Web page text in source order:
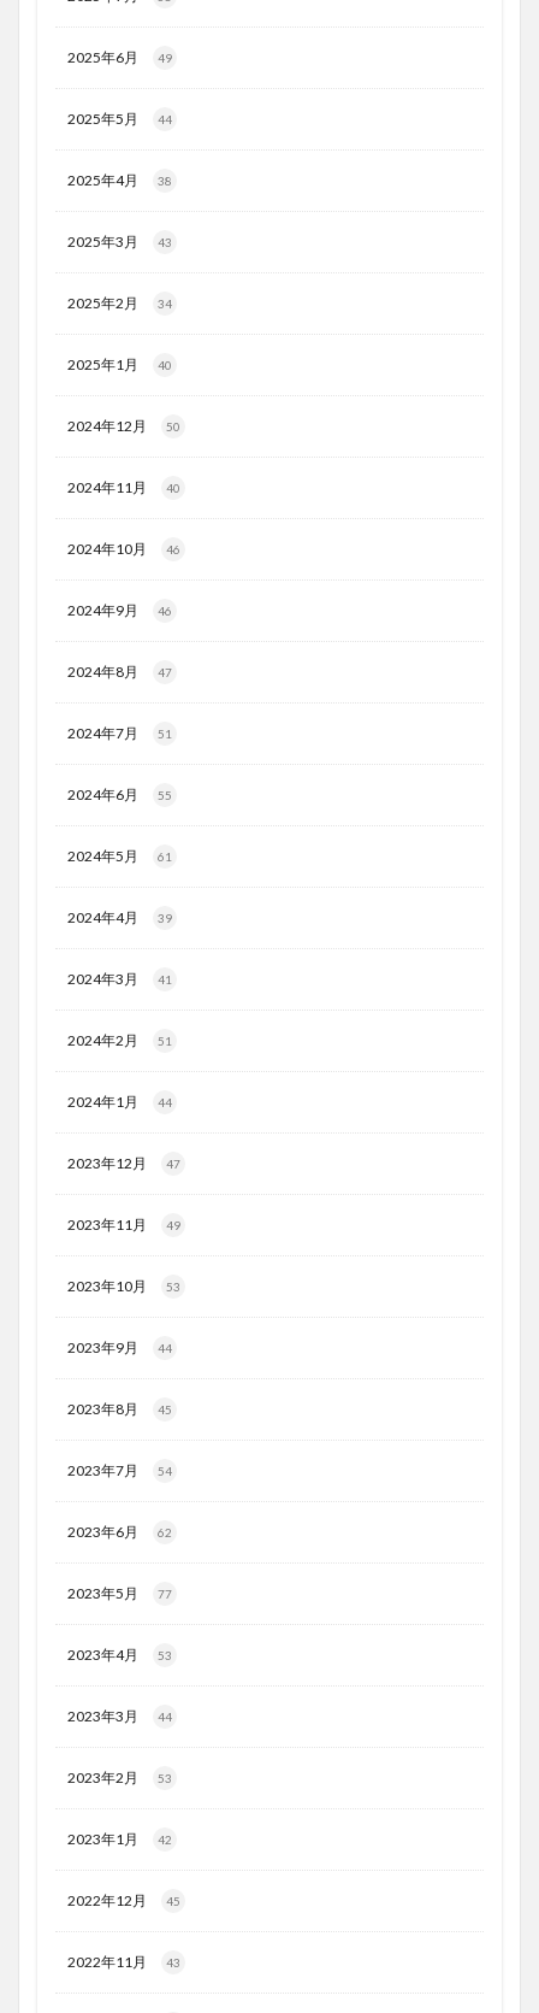
2025年6月 49
2025年5月 44
2025年4月 38
2025年3月 43
2025年2月 34
2025年1月 40
2024年12月 50
2024年11月 40
2024年10月 46
2024年9月 46
2024年8月 47
2024年7月 51
2024年6月 55
2024年5月 61
2024年4月 39
2024年3月 41
2024年2月 51
2024年1月 44
2023年12月 47
2023年11月 49
2023年10月 53
2023年9月 44
2023年8月 45
2023年7月 54
2023年6月 62
2023年5月 77
2023年4月 53
2023年3月 44
2023年2月 53
2023年1月 42
2022年12月 45
2022年11月 43